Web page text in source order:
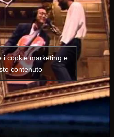
i cookie marketing e
contenuto